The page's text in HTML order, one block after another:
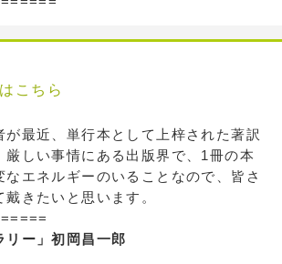
こちら
が最近、単行本として上梓された著訳
厳しい事情にある出版界で、1冊の本
なエネルギーのいることなので、皆さ
きたいと思います。
リー」初岡昌一郎